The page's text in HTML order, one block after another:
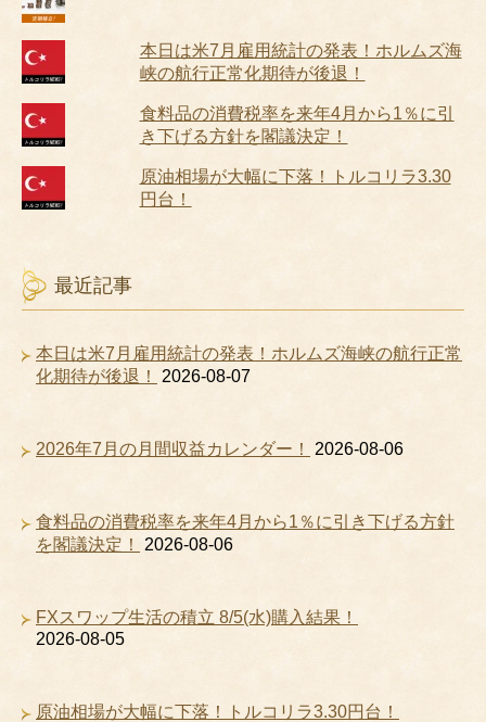
本日は米7月雇用統計の発表！ホルムズ海
峡の航行正常化期待が後退！
食料品の消費税率を来年4月から1％に引
き下げる方針を閣議決定！
原油相場が大幅に下落！トルコリラ3.30
円台！
最近記事
本日は米7月雇用統計の発表！ホルムズ海峡の航行正常
化期待が後退！
2026-08-07
2026年7月の月間収益カレンダー！ 2026-08-06
食料品の消費税率を来年4月から1％に引き下げる方針
を閣議決定！
2026-08-06
FXスワップ生活の積立 8/5(水)購入結果！
2026-08-05
原油相場が大幅に下落！トルコリラ3.30円台！